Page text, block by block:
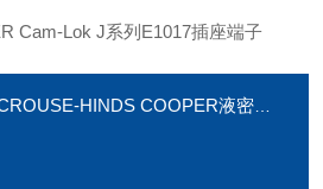
HINDS COOPER液密导管配件